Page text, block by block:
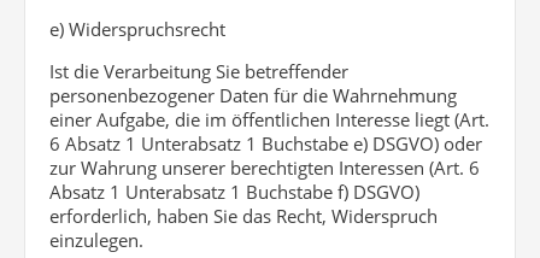
e) Widerspruchsrecht
Ist die Verarbeitung Sie betreffender
personenbezogener Daten für die Wahrnehmung
einer Aufgabe, die im öffentlichen Interesse liegt (Art.
6 Absatz 1 Unterabsatz 1 Buchstabe e) DSGVO) oder
zur Wahrung unserer berechtigten Interessen (Art. 6
Absatz 1 Unterabsatz 1 Buchstabe f) DSGVO)
erforderlich, haben Sie das Recht, Widerspruch
einzulegen.